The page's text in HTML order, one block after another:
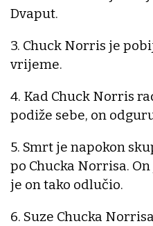
Dvaput.
3. Chuck Norris je
vrijeme.
4. Kad Chuck Norris
podiže sebe, on
5. Smrt je napokon
po Chucka Norrisa.
je on tako odlučio.
6. Suze Chucka